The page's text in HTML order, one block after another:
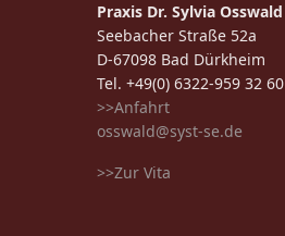
Praxis Dr. Sylvia Osswald
Seebacher Straße 52a
D-67098 Bad Dürkheim
Tel. +49(0) 6322-959 32 60
>>Anfahrt
osswald@syst-se.de
>>Zur Vita